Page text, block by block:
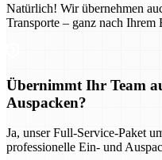
Natürlich! Wir übernehmen
Transporte – ganz nach Ihrem
Übernimmt Ihr Team
Auspacken?
Ja, unser Full-Service-Paket
professionelle Ein- und